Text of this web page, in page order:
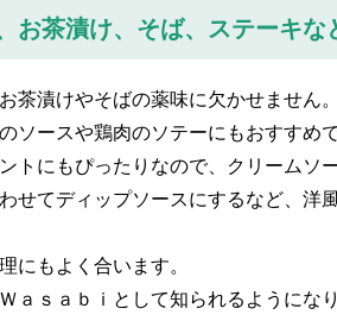
お茶漬け、そば、ステーキな
茶漬けやそばの薬味に欠かせません
ソースや鶏肉のソテーにもおすすめで
トにもぴったりなので、クリームソ
せてディップソースにするなど、洋
にもよく合います。
ａｓａｂｉとして知られるようにな